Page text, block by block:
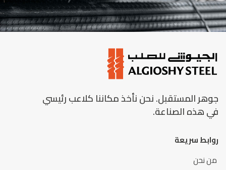
جوهر المستقبل. نحن نأخذ مكاننا كلاعب رئيسي
في هذه الصناعة.
روابط سريعة
من نحن